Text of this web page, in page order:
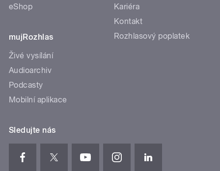
eShop
mujRozhlas
Živé vysílání
Audioarchiv
Podcasty
Mobilní aplikace
Kariéra
Kontakt
Rozhlasový poplatek
Sledujte nás